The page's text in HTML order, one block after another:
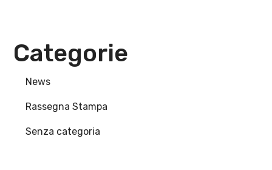
Categorie
News
Rassegna Stampa
Senza categoria